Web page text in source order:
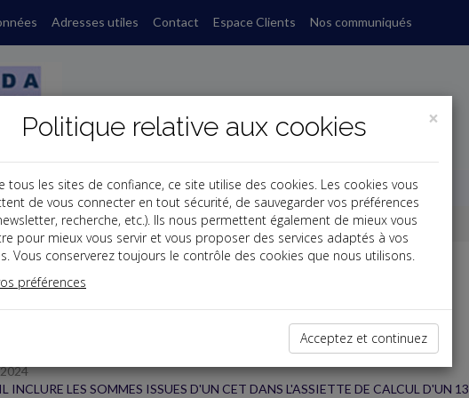
Adresses utiles Contact Espace Clients Nos communiqués
dernières dépêches
INCLURE LES SOMMES ISSUES D'UN CET DANS L'ASSIETTE DE CALCUL D'UN 13
×
Politique relative aux cookies
tous les sites de confiance, ce site utilise des cookies. Les cookies vous
de vous connecter en tout sécurité, de sauvegarder vos préférences
recherche, etc.). Ils nous permettent également de mieux vous
pour mieux vous servir et vous proposer des services adaptés à vos
Vous conserverez toujours le contrôle des cookies que nous utilisons.
préférences
Acceptez et continuez